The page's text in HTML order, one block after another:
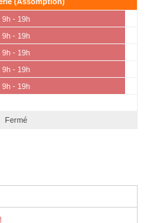
9h - 19h
9h - 19h
9h - 19h
9h - 19h
9h - 19h
Fermé